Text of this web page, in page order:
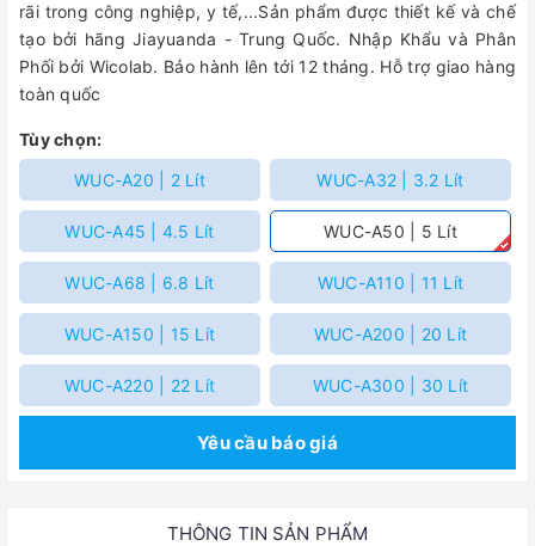
rãi trong công nghiệp, y tế,...Sản phẩm được thiết kế và chế
tạo bởi hãng Jiayuanda - Trung Quốc. Nhập Khẩu và Phân
Phối bởi Wicolab. Bảo hành lên tới 12 tháng. Hỗ trợ giao hàng
toàn quốc
Tùy chọn:
WUC-A20 | 2 Lít
WUC-A32 | 3.2 Lít
WUC-A45 | 4.5 Lít WUC-A50 | 5 Lít
WUC-A68 | 6.8 Lít WUC-A110 | 11 Lít
WUC-A150 | 15 Lít WUC-A200 | 20 Lít
WUC-A220 | 22 Lít WUC-A300 | 30 Lít
Yêu cầu báo giá
THÔNG TIN SẢN PHẨM